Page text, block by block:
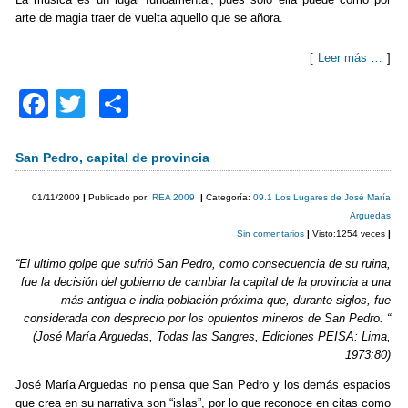
arte de magia traer de vuelta aquello que se añora.
[ Leer más … ]
F
c
e
o
k
T
tt
er
m
p
San Pedro, capital de provincia
01/11/2009 | Publicado por:REA 2009 |Categoría:09.1 Los Lugares de José María
Arguedas
Sin comentarios| Visto:1254 veces|
“El ultimo golpe que sufrió San Pedro, como consecuencia de su ruina,
fue la decisión del gobierno de cambiar la capital de la provincia a una
más antigua e india población próxima que, durante siglos, fue
considerada con desprecio por los opulentos mineros de San Pedro. “
(José María Arguedas, Todas las Sangres, Ediciones PEISA: Lima,
1973:80)
José María Arguedas no piensa que San Pedro y los demás espacios
que crea en su narrativa son “islas”, por lo que reconoce en citas como